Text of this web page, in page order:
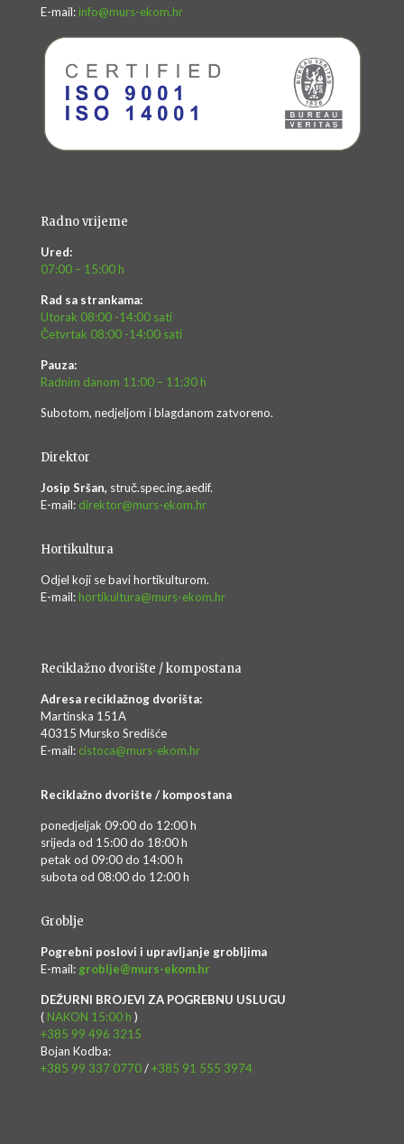
E-mail: info@murs-ekom.hr
Radno vrijeme
Ured:
07:00 – 15:00 h
Rad sa strankama:
Utorak 08:00 -14:00 sati
Četvrtak 08:00 -14:00 sati
Pauza:
Radnim danom 11:00 – 11:30 h
Subotom, nedjeljom i blagdanom zatvoreno.
Direktor
Josip Sršan, struč.spec.ing.aedif.
E-mail: direktor@murs-ekom.hr
Hortikultura
Odjel koji se bavi hortikulturom.
E-mail: hortikultura@murs-ekom.hr
Reciklažno dvorište / kompostana
Adresa reciklažnog dvorišta:
Martinska 151A
40315 Mursko Središće
E-mail: cistoca@murs-ekom.hr
Reciklažno dvorište / kompostana
ponedjeljak 09:00 do 12:00 h
srijeda od 15:00 do 18:00 h
petak od 09:00 do 14:00 h
subota od 08:00 do 12:00 h
Groblje
Pogrebni poslovi i upravljanje grobljima
E-mail: groblje@murs-ekom.hr
DEŽURNI BROJEVI ZA POGREBNU USLUGU
( NAKON 15:00 h )
+385 99 496 3215
Bojan Kodba:
+385 99 337 0770/+385 91 555 3974